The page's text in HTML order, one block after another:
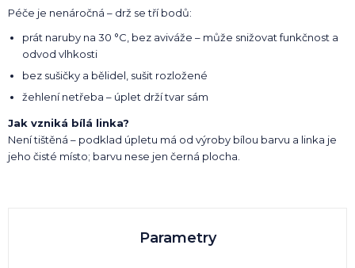
Péče je nenáročná – drž se tří bodů:
prát naruby na 30 °C, bez aviváže – může snižovat funkčnost a
odvod vlhkosti
bez sušičky a bělidel, sušit rozložené
žehlení netřeba – úplet drží tvar sám
Jak vzniká bílá linka?
Není tištěná – podklad úpletu má od výroby bílou barvu a linka je
jeho čisté místo; barvu nese jen černá plocha.
Parametry